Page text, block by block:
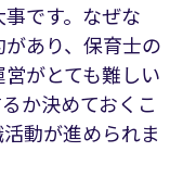
です。なぜな
あり、保育士の
がとても難しい
か決めておくこ
動が進められま